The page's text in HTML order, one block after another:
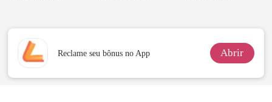
Reclame seu bônus no App Abrir